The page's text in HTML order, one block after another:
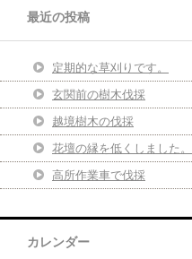
最近の投稿
定期的な草刈りです。
玄関前の樹木伐採
越境樹木の伐採
花壇の縁を低くしました。
高所作業車で伐採
カレンダー